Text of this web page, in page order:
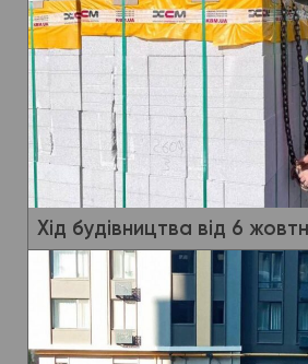
Хід будівництва від 6